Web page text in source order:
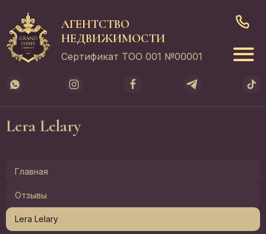
АГЕНТСТВО
НЕДВИЖИМОСТИ
Сертификат ТОО 001 №00001
Lera Lelary
Главная
Отзывы
Lera Lelary